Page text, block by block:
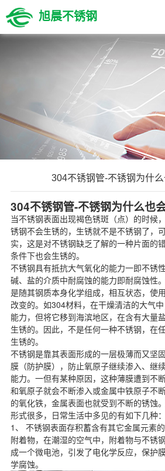
旭晨不锈钢
304不锈钢管-不锈钢为什么
304不锈钢管-不锈钢为什么也
当不锈钢表面出现褐色锈斑（点）的时候
锈钢不会生锈的，生锈就不是不锈钢了，
实，这是对不锈钢缺乏了解的一种片面的
条件下也会生锈的。
不锈钢具有抵抗大气氧化的能力一即不锈
碱、盐的介质中耐腐蚀的能力即耐腐蚀性
是随其钢质本身化学组成，相互状态，使
改变的。如304材料，在干燥清洁的大气
能力，但将它移到海滨地区，在含有大量
生锈的。因此，不是任何一种不锈钢，在
生锈的。
不锈钢是靠其表面形成的一层极薄而又坚
膜（防护膜），防止氧原子继续渗入、继
能力。一但有某种原因，这种薄膜遭到不
和氧原子就会不断渗入或金属中铁原子不
的氧化铁，金属表面也就受到不断的锈蚀
形式很多，日常生活中多见的有如下几种：
1、 不锈钢表面存积蓄含有其它金属元素
附着物，在潮湿的空气中，附着物与不锈
成一个微电池，引发了电化学反应，保护
学腐蚀。